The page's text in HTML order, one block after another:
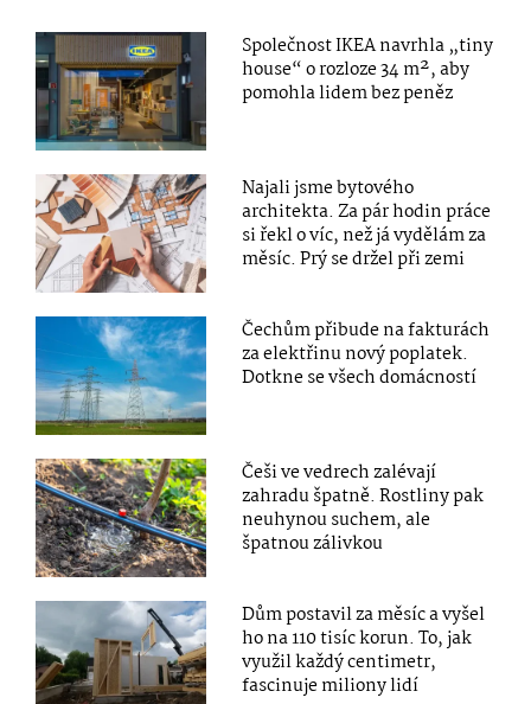
Společnost IKEA navrhla „tiny
house“ o rozloze 34 m², aby
pomohla lidem bez peněz
Najali jsme bytového
architekta. Za pár hodin práce
si řekl o víc, než já vydělám za
měsíc. Prý se držel při zemi
Čechům přibude na fakturách
za elektřinu nový poplatek.
Dotkne se všech domácností
Češi ve vedrech zalévají
zahradu špatně. Rostliny pak
neuhynou suchem, ale
špatnou zálivkou
Dům postavil za měsíc a vyšel
ho na 110 tisíc korun. To, jak
využil každý centimetr,
fascinuje miliony lidí